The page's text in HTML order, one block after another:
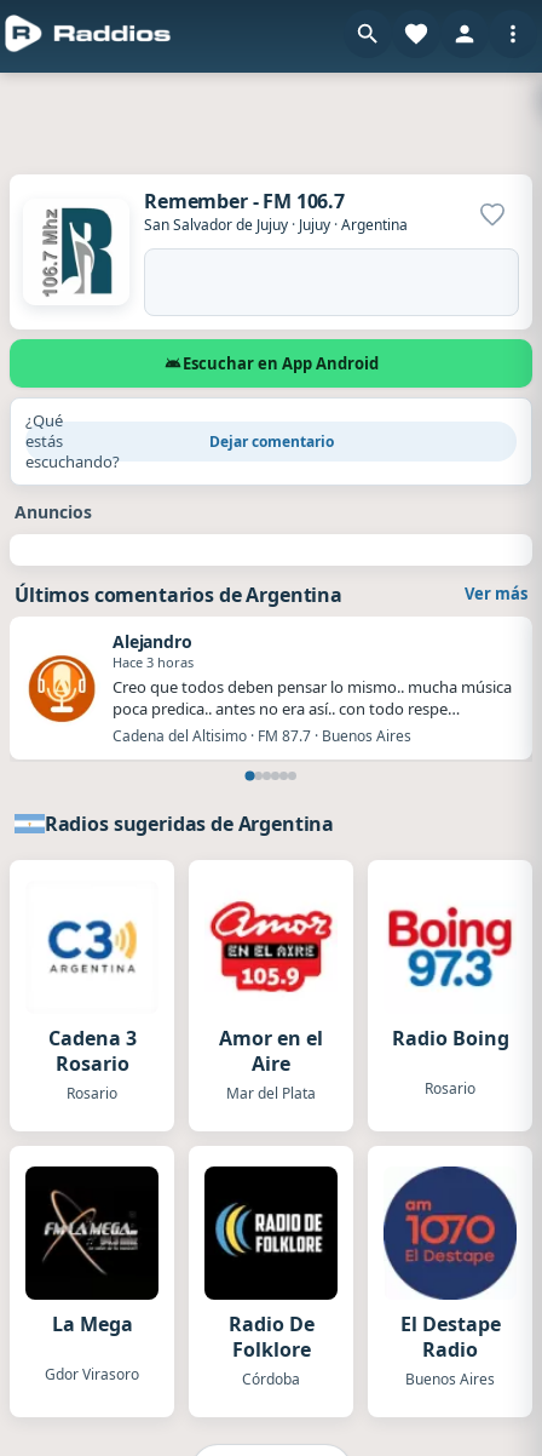
Remember - FM 106.7
San Salvador de Jujuy · Jujuy ·Argentina
Escuchar en App Android
¿Qué
estás
escuchando?
Dejar comentario
Anuncios
Últimos comentarios de Argentina Ver más
Alejandro
Hace 3 horas
Creo que todos deben pensar lo mismo.. mucha música
poca predica.. antes no era así.. con todo respe…
Cadena del Altisimo · FM 87.7 · Buenos Aires
Radios sugeridas de Argentina
Cadena 3
Rosario
Rosario
Amor en el
Aire
Mar del Plata
Radio Boing
Rosario
La Mega
Gdor Virasoro
Radio De
Folklore
Córdoba
El Destape
Radio
Buenos Aires